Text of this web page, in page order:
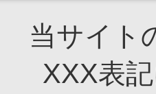
当サイト
XXX表